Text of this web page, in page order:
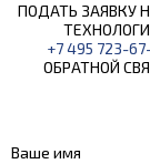
ПОДАТЬ ЗАЯВКУ
+7 495 723-
ОБРАТНОЙ
Ваше имя